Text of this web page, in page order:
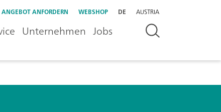
ANGEBOT ANFORDERN WEBSHOP DE AUSTRIA
Unternehmen Jobs